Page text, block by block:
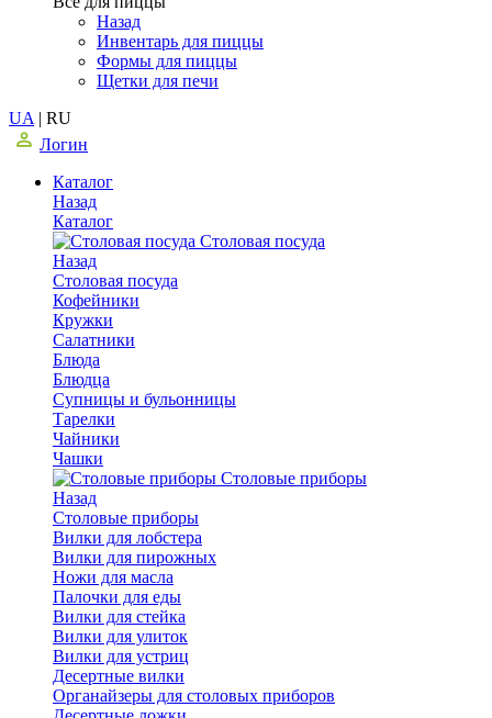
Назад
Инвентарь для пиццы
Формы для пиццы
Щетки для печи
UA | RU
Логин
Каталог
Назад
Каталог
Столовая посуда
Назад
Столовая посуда
Кофейники
Кружки
Салатники
Блюда
Блюдца
Супницы и бульонницы
Тарелки
Чайники
Чашки
Cтоловые приборы
Назад
Cтоловые приборы
Вилки для лобстера
Вилки для пирожных
Ножи для масла
Палочки для еды
Вилки для стейка
Вилки для улиток
Вилки для устриц
Десертные вилки
Органайзеры для столовых приборов